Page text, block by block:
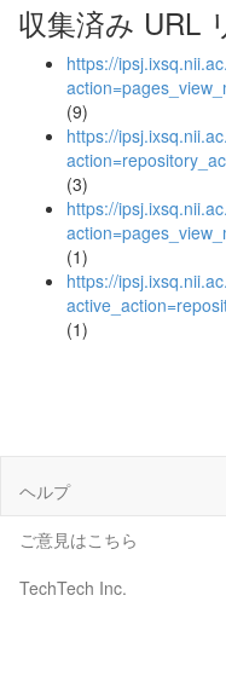
収集済み URL
https://
(9)
https://
(3)
https://
(1)
https://
(1)
ヘルプ
ご意見はこちら
TechTech Inc.